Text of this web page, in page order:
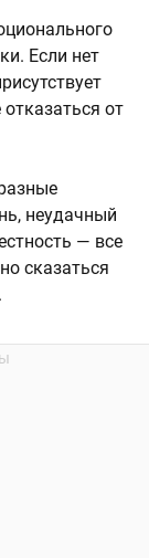
Если нет
от
неудачный
— все
сказаться